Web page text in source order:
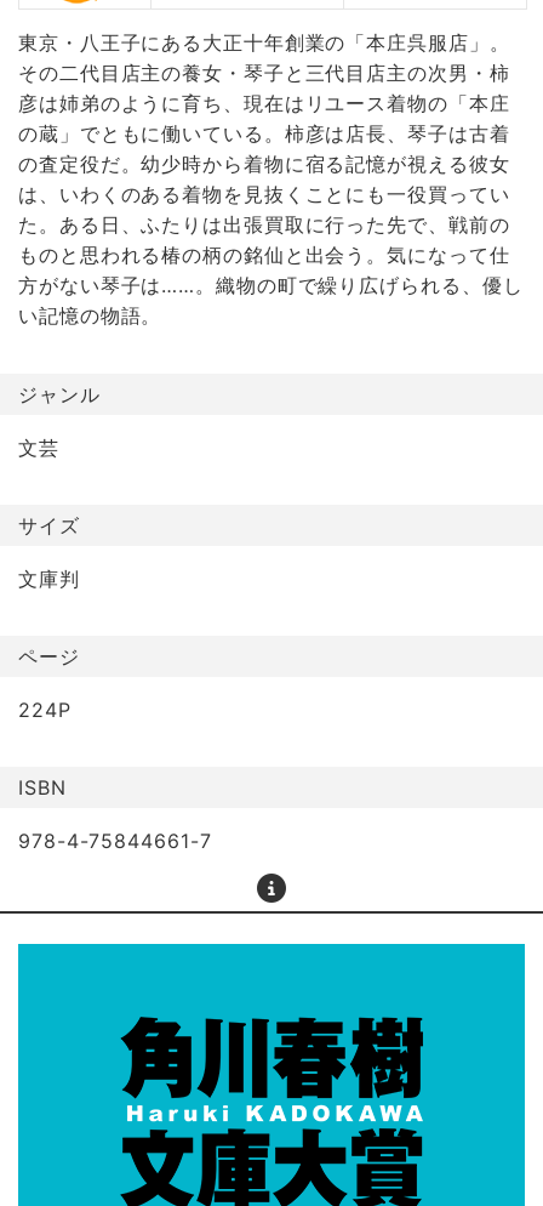
東京・八王子にある大正十年創業の「本庄呉服店」。
その二代目店主の養女・琴子と三代目店主の次男・柿
彦は姉弟のように育ち、現在はリユース着物の「本庄
の蔵」でともに働いている。柿彦は店長、琴子は古着
の査定役だ。幼少時から着物に宿る記憶が視える彼女
は、いわくのある着物を見抜くことにも一役買ってい
た。ある日、ふたりは出張買取に行った先で、戦前の
ものと思われる椿の柄の銘仙と出会う。気になって仕
方がない琴子は……。織物の町で繰り広げられる、優し
い記憶の物語。
ジャンル
文芸
サイズ
文庫判
ページ
224P
ISBN
978-4-75844661-7